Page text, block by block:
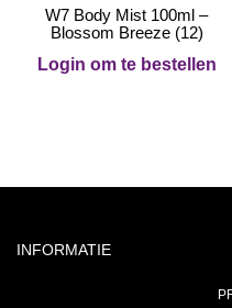
W7 Body Mist 100ml –
Blossom Breeze (12)
Login om te bestellen
INFORMATIE